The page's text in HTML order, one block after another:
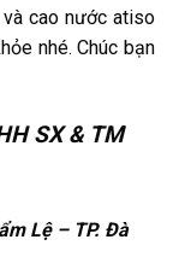
cao nước atiso
nhé. Chúc bạn
SX & TM
Lệ – TP. Đà